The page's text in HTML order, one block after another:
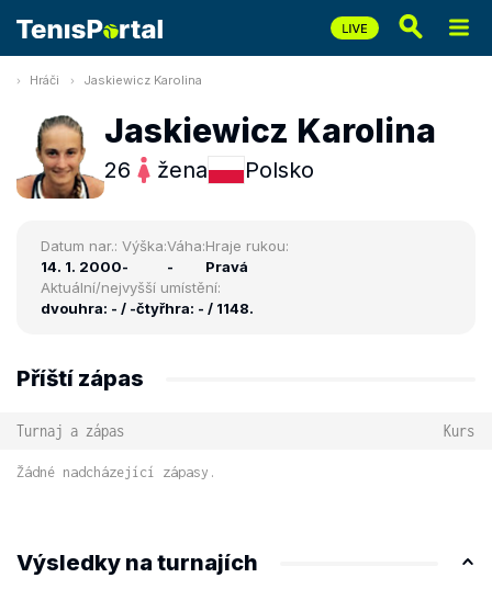
Hráči Jaskiewicz Karolina
Jaskiewicz Karolina
26 žena Polsko
Datum nar.:
14. 1. 2000
Výška:
-
Váha:
-
Hraje rukou:
Pravá
Aktuální/nejvyšší umístění:
dvouhra: - / -čtyřhra: - / 1148.
Příští zápas
Turnaj a zápas Kurs
Žádné nadcházející zápasy.
Výsledky na turnajích